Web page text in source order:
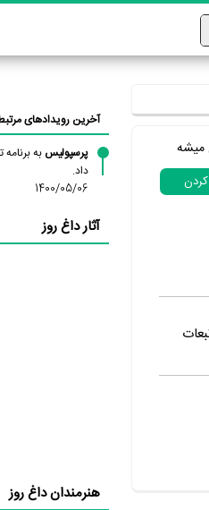
میشه
کردن
آخرین رویدادهای
پرسپولیسبه برنامه
داد.
1400/05/06
آثار داغ روز
هنرمندان داغ روز